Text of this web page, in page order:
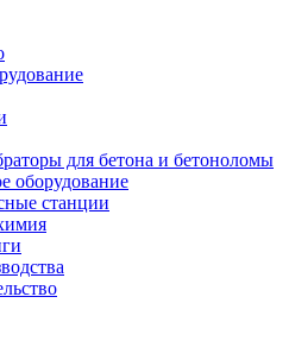
для бетона и бетоноломы
оборудование
станции